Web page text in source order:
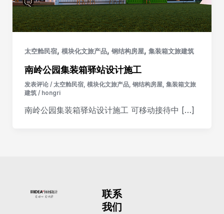
太空舱民宿, 模块化文旅产品, 钢结构房屋, 集装箱文旅建筑
南岭公园集装箱驿站设计施工
发表评论 / 太空舱民宿, 模块化文旅产品, 钢结构房屋, 集装箱文旅
建筑/ hongri
南岭公园集装箱驿站设计施工 可移动接待中 […]
联系
我们